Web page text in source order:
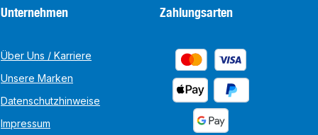
Unternehmen
Über Uns / Karriere
Unsere Marken
Datenschutzhinweise
Impressum
Zahlungsarten